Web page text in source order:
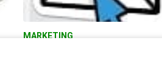
MARKETING